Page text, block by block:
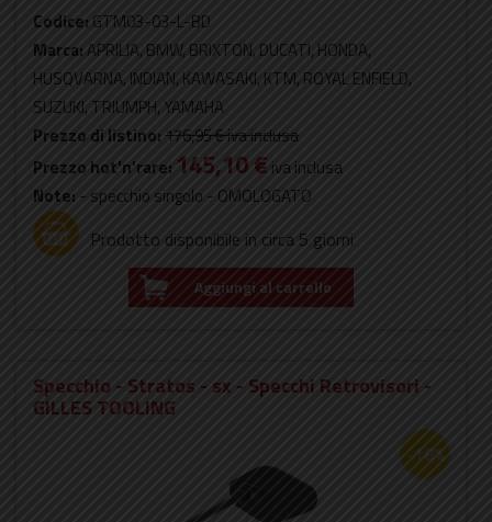
Codice: GTM03-03-L-BD
Marca:APRILIA, BMW, BRIXTON, DUCATI, HONDA,
HUSQVARNA, INDIAN, KAWASAKI, KTM, ROYAL ENFIELD,
SUZUKI, TRIUMPH, YAMAHA
Prezzo di listino: 176,95 €iva inclusa
Prezzo hot'n'rare: 145,10 € iva inclusa
Note: - specchio singolo - OMOLOGATO
Prodotto disponibile in circa 5 giorni
Aggiungi al carrello
Specchio - Stratos - sx - Specchi Retrovisori -
GILLES TOOLING
-18%